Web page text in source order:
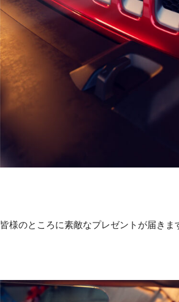
皆様のところに素敵なプレゼントが届き